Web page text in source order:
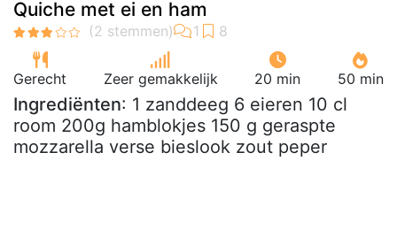
Quiche met ei en ham
Gerecht Zeer gemakkelijk 20 min 50 min
Ingrediënten: 1 zanddeeg 6 eieren 10 cl
room 200g hamblokjes 150 g geraspte
mozzarella verse bieslook zout peper